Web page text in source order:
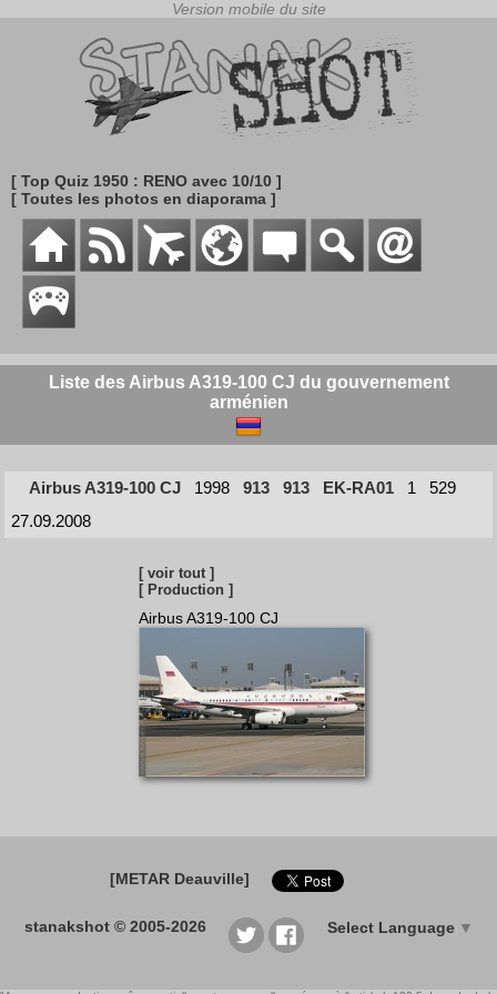
[ Top Quiz 1950 : RENO avec 10/10 ]
[ Toutes les photos en diaporama ]
Liste des Airbus A319-100 CJ du gouvernement
arménien
Airbus A319-100 CJ 1998 913 913 EK-RA01 1
529
27.09.2008
[ voir tout ]
[ Production ]
Airbus A319-100 CJ
[METAR Deauville]
stanakshot © 2005-2026 Select Language ▼